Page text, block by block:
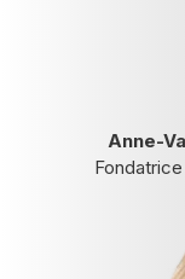
Anne-